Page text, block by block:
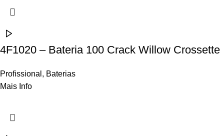
4F1020 – Bateria 100 Crack Willow Crossette
Profissional , Baterias
Mais Info